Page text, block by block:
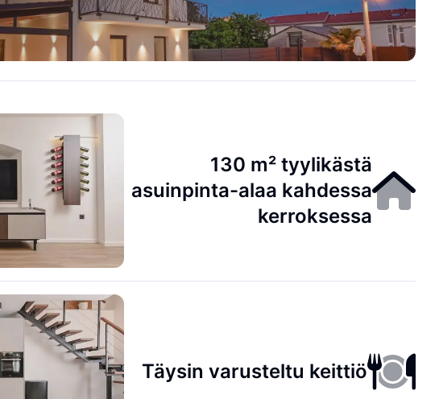
130 m² tyylikästä
asuinpinta-alaa kahdessa
kerroksessa
Täysin varusteltu keittiö